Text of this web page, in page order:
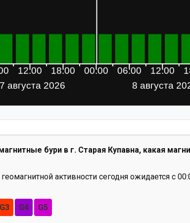
бури в г. Старая Купавна, какая
активности сегодня ожидается с
G3 G4 G5